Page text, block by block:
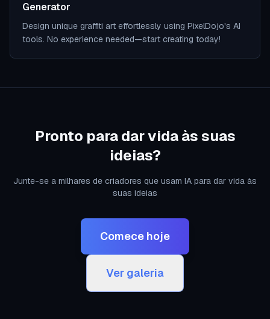
Generator
Design unique graffiti art effortlessly using PixelDojo's AI
tools. No experience needed—start creating today!
Pronto para dar vida às suas
ideias?
Junte-se a milhares de criadores que usam IA para dar vida às
suas ideias
Comece hoje
Ver galeria